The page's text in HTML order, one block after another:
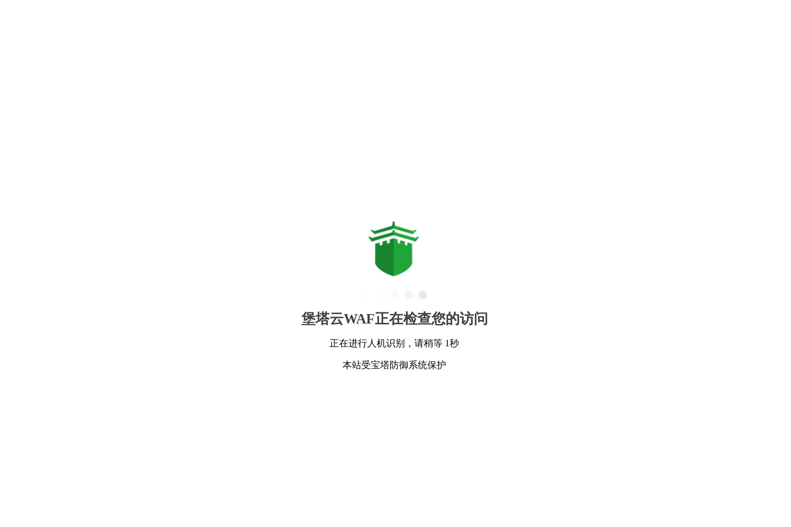
堡塔云WAF正在检查您的访问
正在进行人机识别，请稍等 1秒
本站受宝塔防御系统保护